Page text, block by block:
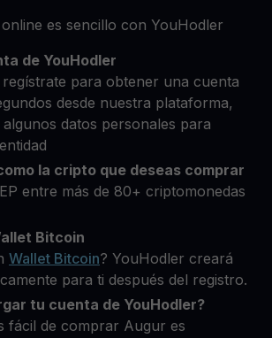
es sencillo con YouHodler
de YouHodler
regístrate para obtener una cuenta
desde nuestra plataforma,
datos personales para
la cripto que deseas comprar
entre más de 80+ criptomonedas
Bitcoin
Wallet Bitcoin? YouHodler creará
para ti después del registro.
tu cuenta de YouHodler?
fácil de comprar Augur es